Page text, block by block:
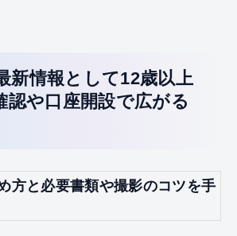
新情報として12歳以上
認や口座開設で広がる
方と必要書類や撮影のコツを手